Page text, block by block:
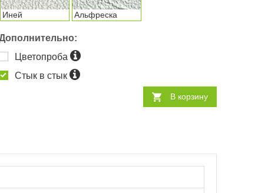
Иней Альфреска
Цветопроба
Стык в стык
В корзину